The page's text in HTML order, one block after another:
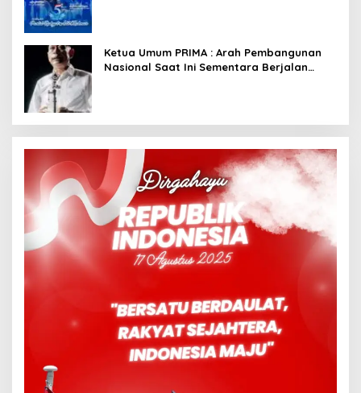
Ketua Umum PRIMA : Arah Pembangunan
Nasional Saat Ini Sementara Berjalan